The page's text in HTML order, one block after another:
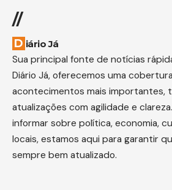
//
Diário Já
Sua principal fonte de notícias
Diário Já, oferecemos uma
acontecimentos mais importantes,
atualizações com agilidade e
informar sobre política, economia,
locais, estamos aqui para garantir
sempre bem atualizado.